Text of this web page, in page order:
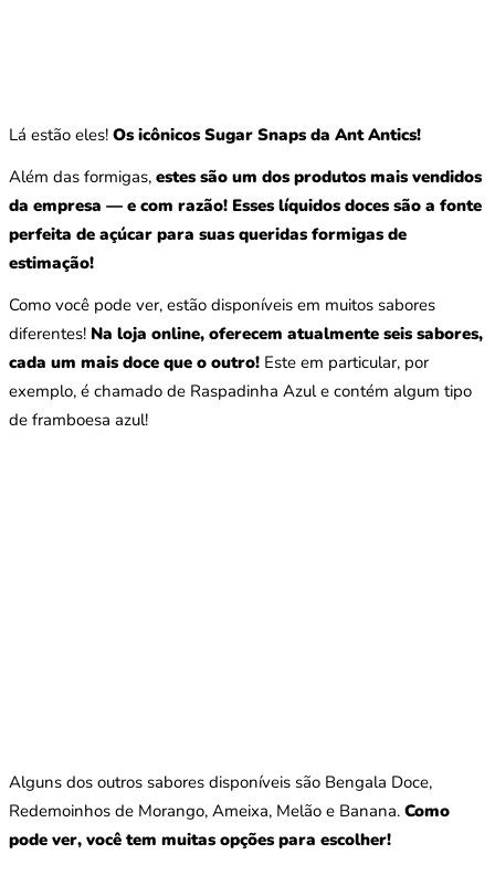
Lá estão eles! Os icônicos Sugar Snaps da Ant Antics!
Além das formigas, estes são um dos produtos mais vendidos
da empresa — e com razão! Esses líquidos doces são a fonte
perfeita de açúcar para suas queridas formigas de
estimação!
Como você pode ver, estão disponíveis em muitos sabores
diferentes! Na loja online, oferecem atualmente seis sabores,
cada um mais doce que o outro! Este em particular, por
exemplo, é chamado de Raspadinha Azul e contém algum tipo
de framboesa azul!
Alguns dos outros sabores disponíveis são Bengala Doce,
Redemoinhos de Morango, Ameixa, Melão e Banana. Como
pode ver, você tem muitas opções para escolher!